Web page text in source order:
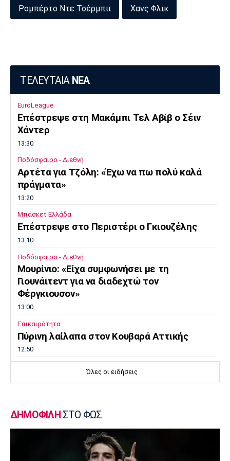
Πόρτο Μπενφίκα
Ρομπέρτο Ντε Τσέρμπιι Χανς Φλικ
ΤΕΛΕΥΤΑΙΑ ΝΕΑ
EuroLeague
Επέστρεψε στη Μακάμπι Τελ Αβίβ ο Σέιν
Χάντερ
13:30
Ποδόσφαιρο - Διεθνή
Αρτέτα για Τζόλη: «Έχω να πω πολύ καλά
πράγματα»
13:20
Μπάσκετ Ελλάδα
Επέστρεψε στο Περιστέρι ο Γκιουζέλης
13:10
Ποδόσφαιρο - Διεθνή
Μουρίνιο: «Είχα συμφωνήσει με τη
Γιουνάιτεντ για να διαδεχτώ τον
Φέργκιουσον»
13:00
Επικαιρότητα
Πύρινη λαίλαπα στον Κουβαρά Αττικής
12:50
Βίτορ Μπρούνο: «Μεγάλη πρόκληση για εμάς
Μπάσκετ Ελλάδα
Στην Καρδίτσα ο Τζόρνταν ΜακΡέι
Όλες οι ειδήσεις
ΔΗΜΟΦΙΛΗ ΣΤΟ ΦΩΣ